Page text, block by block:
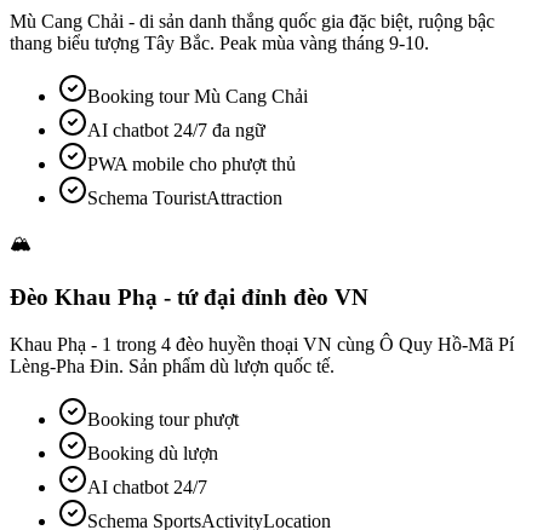
Mù Cang Chải - di sản danh thắng quốc gia đặc biệt, ruộng bậc
thang biểu tượng Tây Bắc. Peak mùa vàng tháng 9-10.
Booking tour Mù Cang Chải
AI chatbot 24/7 đa ngữ
PWA mobile cho phượt thủ
Schema TouristAttraction
🏔️
Đèo Khau Phạ - tứ đại đỉnh đèo VN
Khau Phạ - 1 trong 4 đèo huyền thoại VN cùng Ô Quy Hồ-Mã Pí
Lèng-Pha Đin. Sản phẩm dù lượn quốc tế.
Booking tour phượt
Booking dù lượn
AI chatbot 24/7
Schema SportsActivityLocation